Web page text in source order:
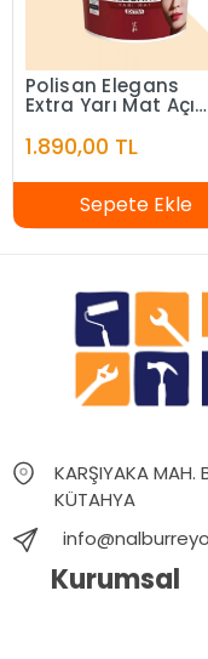
Polisan Elegans
Extra Yarı Mat Açık
1.890,00 TL
Sepete Ekle
KARŞIYAKA MAH.
KÜTAHYA
Kurumsal